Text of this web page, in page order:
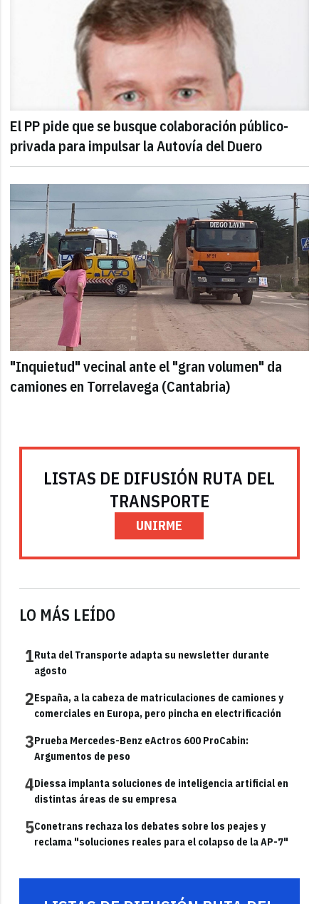
El PP pide que se busque colaboración público-
privada para impulsar la Autovía del Duero
"Inquietud" vecinal ante el "gran volumen" da
camiones en Torrelavega (Cantabria)
LISTAS DE DIFUSIÓN RUTA DEL
TRANSPORTE
UNIRME
LO MÁS LEÍDO
1Ruta del Transporte adapta su newsletter durante
agosto
2España, a la cabeza de matriculaciones de camiones y
comerciales en Europa, pero pincha en electrificación
3Prueba Mercedes-Benz eActros 600 ProCabin:
Argumentos de peso
4Diessa implanta soluciones de inteligencia artificial en
distintas áreas de su empresa
5Conetrans rechaza los debates sobre los peajes y
reclama "soluciones reales para el colapso de la AP-7"